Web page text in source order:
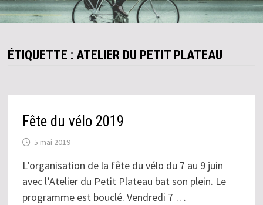
ÉTIQUETTE : ATELIER DU PETIT PLATEAU
Fête du vélo 2019
5 mai 2019
L’organisation de la fête du vélo du 7 au 9 juin
avec l’Atelier du Petit Plateau bat son plein. Le
programme est bouclé. Vendredi 7 …